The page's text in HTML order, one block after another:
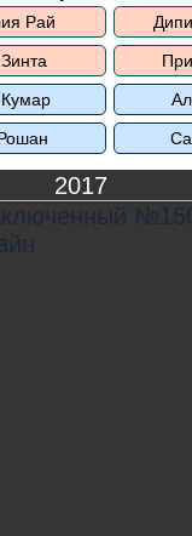
Рай
2017